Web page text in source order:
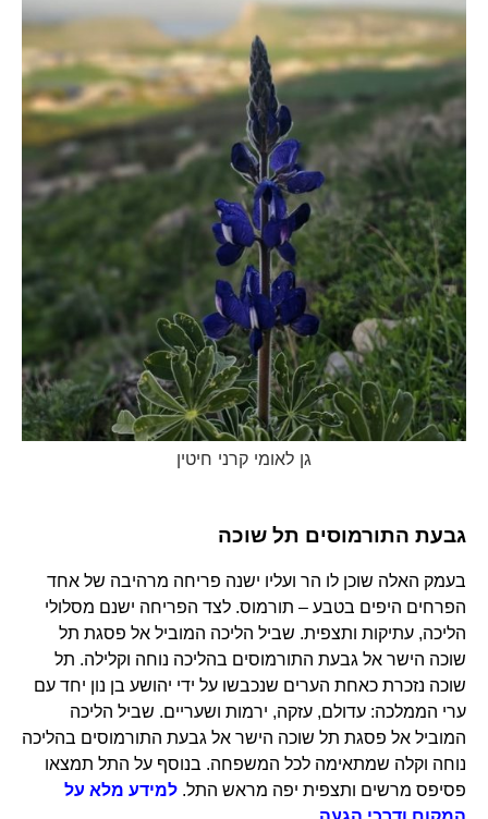
גן לאומי קרני חיטין
גבעת התורמוסים תל שוכה
בעמק האלה שוכן לו הר ועליו ישנה פריחה מרהיבה של אחד
הפרחים היפים בטבע – תורמוס. לצד הפריחה ישנם מסלולי
הליכה, עתיקות ותצפית. שביל הליכה המוביל אל פסגת תל
שוכה הישר אל גבעת התורמוסים בהליכה נוחה וקלילה. תל
שוכה נזכרת כאחת הערים שנכבשו על ידי יהושע בן נון יחד עם
ערי הממלכה: עדולם, עזקה, ירמות ושעריים. שביל הליכה
המוביל אל פסגת תל שוכה הישר אל גבעת התורמוסים בהליכה
נוחה וקלה שמתאימה לכל המשפחה. בנוסף על התל תמצאו
פסיפס מרשים ותצפית יפה מראש התל. למידע מלא על